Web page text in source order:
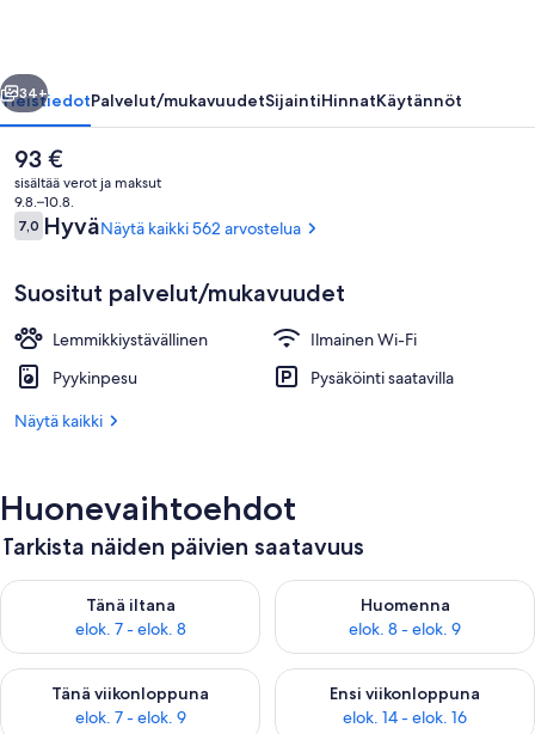
Aulan oleskelutila
Seuraava
34+
YleistiedotPalvelut/mukavuudetSijaintiHinnatKäytännöt
Nykyinen
hinta
on
93 €
93 €
sisältää verot ja maksut
9.8.–10.8.
Arvostelut
7,07,0 kautta 10.
HyväNäytä kaikki 562 arvostelua
Suositut palvelut/mukavuudet
Lemmikkiystävällinen
Ilmainen Wi-Fi
Pyykinpesu
Pysäköinti saatavilla
Näytä kaikki
Huonevaihtoehdot
Tarkista näiden päivien saatavuus
Tänä iltana
elok. 7 - elok. 8
Tarkista tämän illan saatavuus elok. 7 - elok. 8
Huomenna
elok. 8 - elok. 9
Tarkista huomisen saatavuus
Tänä viikonloppuna
elok. 7 - elok. 9
Tarkista tämän viikonlopun saatavuus elok. 7 - elok. 9
Ensi viikonloppuna
elok. 14 - elok. 16
Tarkista ensi viikonlopun